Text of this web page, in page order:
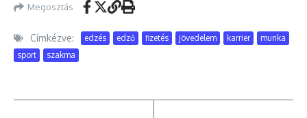
Megosztás
Címkézve: edzés edző fizetés jövedelem karrier
munka
sport
szakma